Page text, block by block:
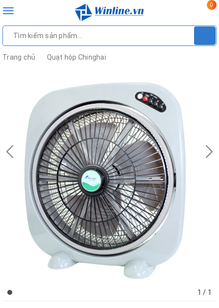
Toggle
0
Trang chủ Quạt hộp Chinghai
1 / 1